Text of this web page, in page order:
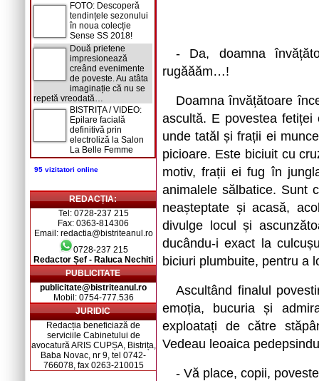
FOTO: Descoperă
tendințele sezonului
în noua colecție
Sense SS 2018!
Două prietene
impresionează
creând evenimente
de poveste. Au atâta
imaginație că nu se
repetă vreodată…
BISTRIȚA / VIDEO:
Epilare facială
definitivă prin
electroliză la Salon
La Belle Femme
95 vizitatori online
REDACȚIA:
Tel: 0728-237 215
Fax: 0363-814306
Email: redactia@bistriteanul.ro
0728-237 215
Redactor Șef - Raluca Nechiti
PUBLICITATE
publicitate@bistriteanul.ro
Mobil: 0754-777.536
JURIDIC
Redacția beneficiază de
serviciile Cabinetului de
avocatură ARIS CUPȘA, Bistrița,
Baba Novac, nr 9, tel 0742-
766078, fax 0263-210015
- Da, doamna
rugăăăm…!
Doamna învățătoare
ascultă. E povestea
unde tatăl și frații ei
picioare. Este biciuit cu
motiv, frații ei fug în
animalele sălbatice. Sunt
neașteptate și acasă,
divulge locul și
ducându-i exact la
biciuri plumbuite, pentru a
Ascultând finalul
emoția, bucuria și
exploatați de către
Vedeau leoaica
- Vă place, copii,